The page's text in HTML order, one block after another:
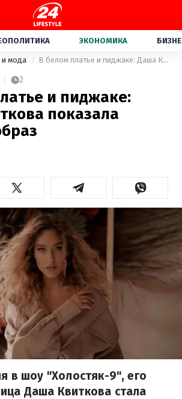
ЭКОНОМИКА
и мода В белом платье и пиджаке: Даша Квиткова показала нежный образ
2
и пиджаке:
показала
в шоу "Холостяк-9", его
Даша Квиткова стала